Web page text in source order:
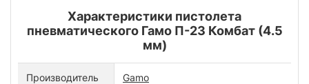
Характеристики пистолета
пневматического Гамо П-23 Комбат (4.5
мм)
Производитель Gamo